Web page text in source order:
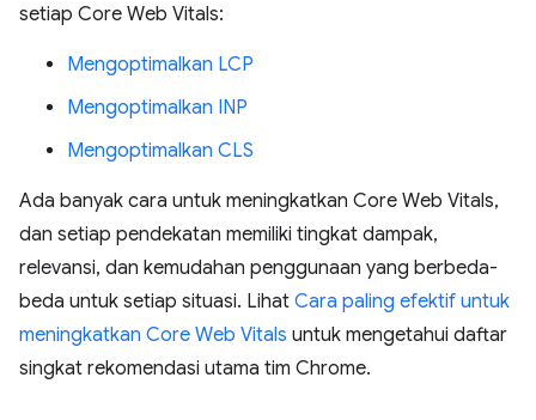
setiap Core Web Vitals:
Mengoptimalkan LCP
Mengoptimalkan INP
Mengoptimalkan CLS
Ada banyak cara untuk meningkatkan Core Web Vitals,
dan setiap pendekatan memiliki tingkat dampak,
relevansi, dan kemudahan penggunaan yang berbeda-
beda untuk setiap situasi. Lihat Cara paling efektif untuk
meningkatkan Core Web Vitals untuk mengetahui daftar
singkat rekomendasi utama tim Chrome.